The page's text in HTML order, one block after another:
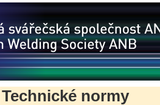
Technické normy